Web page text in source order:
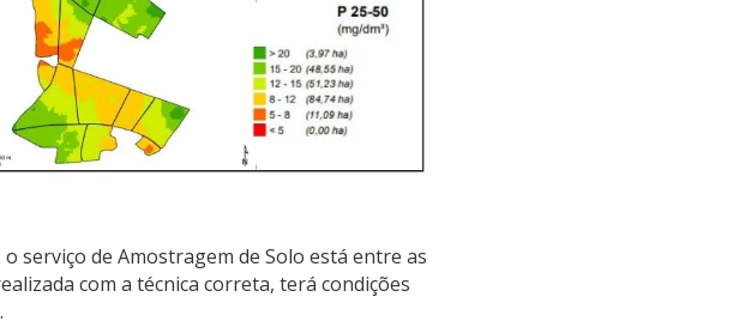
serviço de Amostragem de Solo está entre as
com a técnica correta, terá condições